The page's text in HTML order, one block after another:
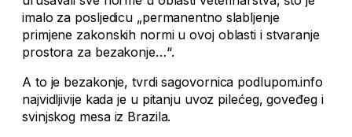
imalo za posljedicu „permanentno slabljenje
primjene zakonskih normi u ovoj oblasti i stvaranje
prostora za bezakonje…“.
A to je bezakonje, tvrdi sagovornica podlupom.info
najvidljivije kada je u pitanju uvoz pilećeg, goveđeg i
svinjskog mesa iz Brazila.